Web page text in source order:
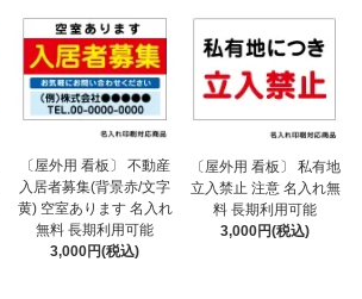
〔屋外用 看板〕 不動産
入居者募集(背景赤/文字
黄) 空室あります 名入れ
無料 長期利用可能
3,000円(税込)
〔屋外用 看板〕 私有地
立入禁止 注意 名入れ無
料 長期利用可能
3,000円(税込)